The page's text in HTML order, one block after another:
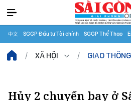
中文 SGGP Đầu tư Tài chính SGGP Thể Thao
XÃ HỘI GIAO THÔNG
Hủy 2 chuyến bay ở